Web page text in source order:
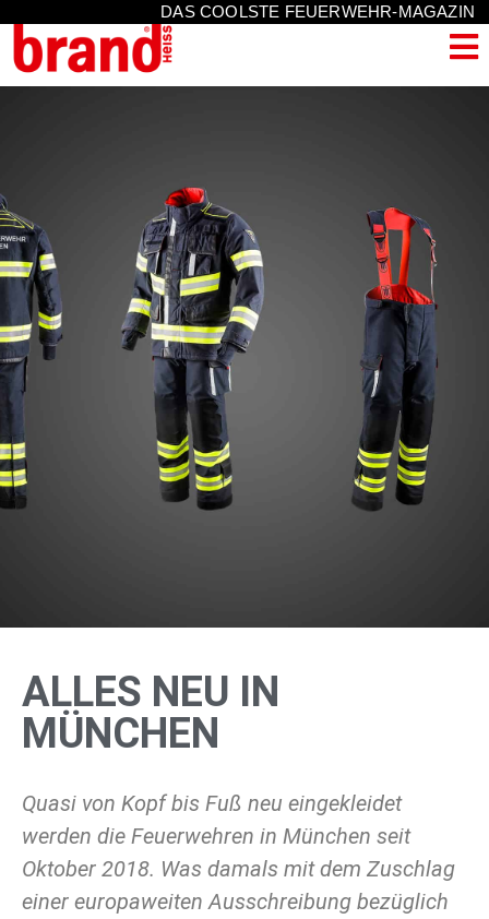
DAS COOLSTE FEUERWEHR-MAGAZIN
ALLES NEU IN
MÜNCHEN
Quasi von Kopf bis Fuß neu eingekleidet
werden die Feuerwehren in München seit
Oktober 2018. Was damals mit dem Zuschlag
einer europaweiten Ausschreibung bezüglich